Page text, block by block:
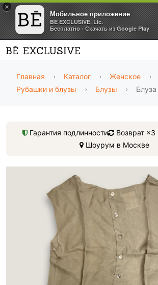
×
Мобильное приложение
BE EXCLUSIVE, Llc.
Бесплатно - Скачать из Google Play
Главная Каталог Женское
Рубашки и блузы
Блузы Блуза
Гарантия подлинности
Возврат
Шоурум в Москве